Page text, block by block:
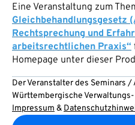
Eine Veranstaltung zum
Gleichbehandlungsgesetz
Rechtsprechung und
arbeitsrechtlichen Praxis“
Homepage unter dieser
Der Veranstalter des Seminars
Württembergische
Impressum &